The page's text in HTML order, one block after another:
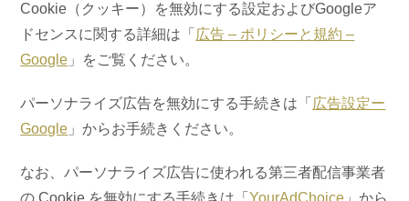
Cookie（クッキー）を無効にする設定およびGoogleア
ドセンスに関する詳細は「 広告 – ポリシーと規約 –
Google 」をご覧ください。
パーソナライズ広告を無効にする手続きは「 広告設定ー
Google 」からお手続きください。
なお、パーソナライズ広告に使われる第三者配信事業者
の Cookie を無効にする手続きは「YourAdChoice 」から